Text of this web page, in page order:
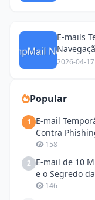
E-mails
2026-04-17
Popular
1
E-mail
Contra
158
2 E-mail de 10
e o Segredo
146